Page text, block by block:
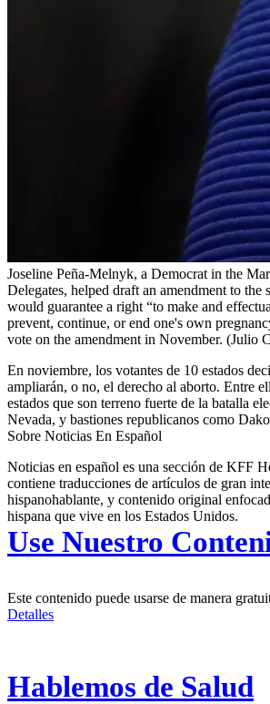
Joseline Peña-Melnyk, a Democrat in the
Delegates, helped draft an amendment to the
would guarantee a right “to make and
prevent, continue, or end one's own
vote on the amendment in November. (Julio
En noviembre, los votantes de 10 estados
ampliarán, o no, el derecho al aborto. Entre
estados que son terreno fuerte de la batalla
Nevada, y bastiones republicanos como
Sobre Noticias En Español
Noticias en español es una sección de KFF
contiene traducciones de artículos de gran
hispanohablante, y contenido original
hispana que vive en los Estados Unidos.
Use Nuestro
Este contenido puede usarse de manera
Detalles
Hablemos de Salud